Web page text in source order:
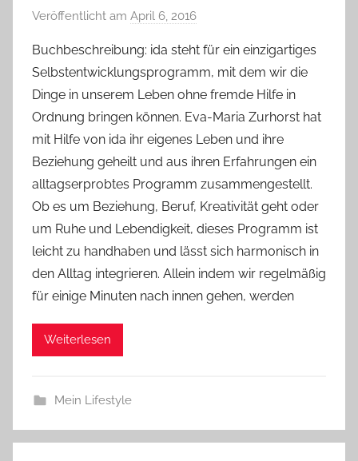
Veröffentlicht am April 6, 2016
n
Y
v
o
n
n
e
Buchbeschreibung: ida steht für ein einzigartiges
Selbstentwicklungsprogramm, mit dem wir die
Dinge in unserem Leben ohne fremde Hilfe in
Ordnung bringen können. Eva-Maria Zurhorst hat
mit Hilfe von ida ihr eigenes Leben und ihre
Beziehung geheilt und aus ihren Erfahrungen ein
alltagserprobtes Programm zusammengestellt.
Ob es um Beziehung, Beruf, Kreativität geht oder
um Ruhe und Lebendigkeit, dieses Programm ist
leicht zu handhaben und lässt sich harmonisch in
den Alltag integrieren. Allein indem wir regelmäßig
für einige Minuten nach innen gehen, werden
Weiterlesen
Mein Lifestyle